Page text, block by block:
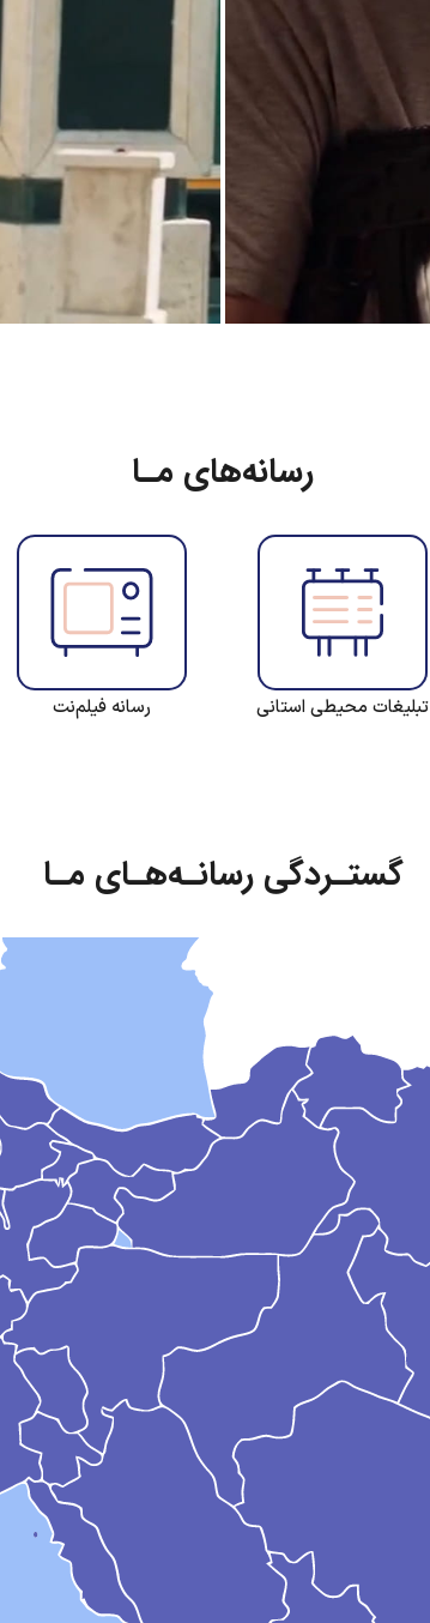
رسانه‌های مـا
تبلیغات محیطی استانی رسانه فیلم‌نت
گستـردگی رسانـه‌هـای مـا